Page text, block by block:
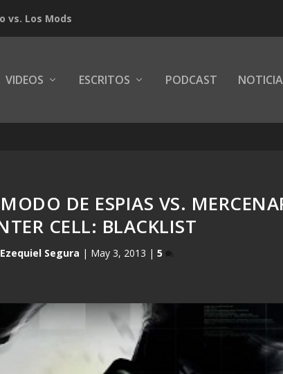
vs. Los Mods
VIDEOS ESCRITOS PODCAST
DE ESPIAS VS.
CELL: BLACKLIST
Ezequiel Segura | May 3, 2013 | 5